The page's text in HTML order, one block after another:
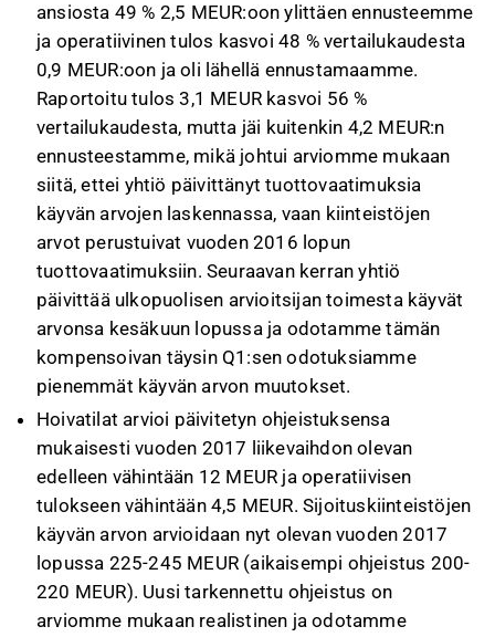
ansiosta 49 % 2,5 MEUR:oon ylittäen ennusteemme
ja operatiivinen tulos kasvoi 48 % vertailukaudesta
0,9 MEUR:oon ja oli lähellä ennustamaamme.
Raportoitu tulos 3,1 MEUR kasvoi 56 %
vertailukaudesta, mutta jäi kuitenkin 4,2 MEUR:n
ennusteestamme, mikä johtui arviomme mukaan
siitä, ettei yhtiö päivittänyt tuottovaatimuksia
käyvän arvojen laskennassa, vaan kiinteistöjen
arvot perustuivat vuoden 2016 lopun
tuottovaatimuksiin. Seuraavan kerran yhtiö
päivittää ulkopuolisen arvioitsijan toimesta käyvät
arvonsa kesäkuun lopussa ja odotamme tämän
kompensoivan täysin Q1:sen odotuksiamme
pienemmät käyvän arvon muutokset.
Hoivatilat arvioi päivitetyn ohjeistuksensa
mukaisesti vuoden 2017 liikevaihdon olevan
edelleen vähintään 12 MEUR ja operatiivisen
tulokseen vähintään 4,5 MEUR. Sijoituskiinteistöjen
käyvän arvon arvioidaan nyt olevan vuoden 2017
lopussa 225-245 MEUR (aikaisempi ohjeistus 200-
220 MEUR). Uusi tarkennettu ohjeistus on
arviomme mukaan realistinen ja odotamme